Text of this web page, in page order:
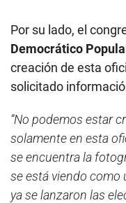
Por su lado, el
Democrático
creación de esta
solicitado
“No podemos estar
solamente en esta
se encuentra la
se está viendo
ya se lanzaron las